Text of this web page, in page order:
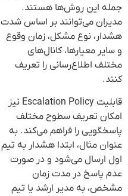
جمله این روش‌ها هستند.
مدیران می‌توانند بر اساس شدت
هشدار، نوع مشکل، زمان وقوع
و سایر معیارها، کانال‌های
مختلف اطلاع‌رسانی را تعریف
کنند.
قابلیت Escalation Policy نیز
امکان تعریف سطوح مختلف
پاسخگویی را فراهم می‌کند. به
عنوان مثال، ابتدا هشدار به تیم
اول ارسال می‌شود و در صورت
عدم پاسخ در مدت زمان
مشخص، به مدیر ارشد یا تیم